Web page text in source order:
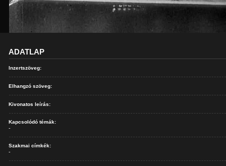
ADATLAP
Inzertszöveg:
Elhangzó szöveg:
Kivonatos leírás:
Kapcsolódó témák:
-
Szakmai címkék:
-